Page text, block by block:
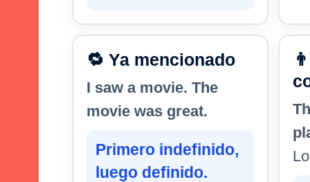
🔁 Ya mencionado
I saw a movie. The
movie was great.
Primero indefinido,
luego definido.